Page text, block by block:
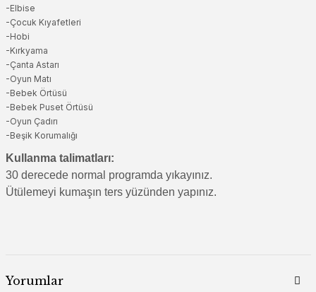
-Elbise
-Çocuk Kıyafetleri
-Hobi
-Kırkyama
-Çanta Astarı
-Oyun Matı
-Bebek Örtüsü
-Bebek Puset Örtüsü
-Oyun Çadırı
-Beşik Korumalığı
Kullanma talimatları:
30 derecede normal programda yıkayınız.
Ütülemeyi kumaşın ters yüzünden yapınız.
Yorumlar